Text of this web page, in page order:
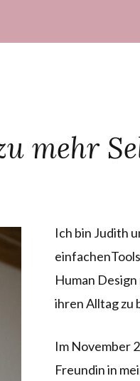
mehr
Ich bin Judith
Human
ihren Alltag zu
Im November
Freundin in